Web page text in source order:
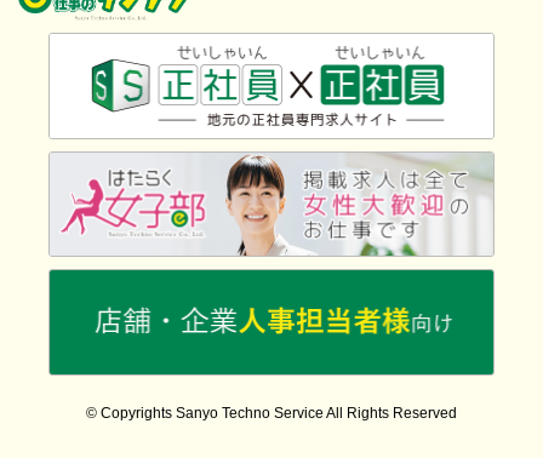
© Copyrights Sanyo Techno Service All Rights Reserved